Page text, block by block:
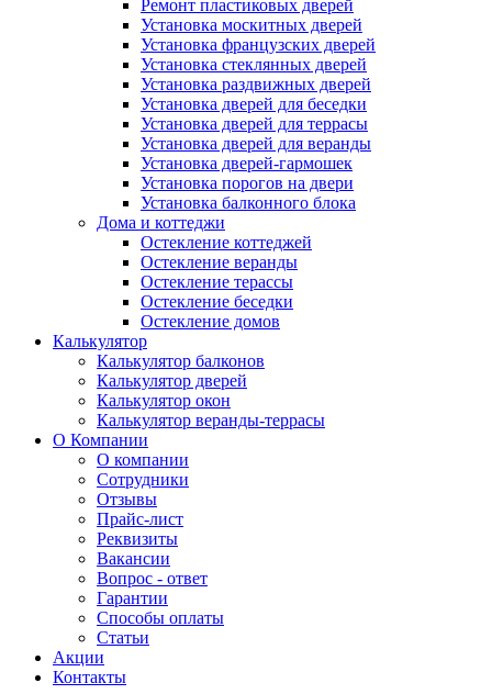
Ремонт пластиковых дверей
Установка москитных дверей
Установка французских дверей
Установка стеклянных дверей
Установка раздвижных дверей
Установка дверей для беседки
Установка дверей для террасы
Установка дверей для веранды
Установка дверей-гармошек
Установка порогов на двери
Установка балконного блока
Дома и коттеджи
Остекление коттеджей
Остекление веранды
Остекление терассы
Остекление беседки
Остекление домов
Калькулятор
Калькулятор балконов
Калькулятор дверей
Калькулятор окон
Калькулятор веранды-террасы
О Компании
О компании
Сотрудники
Отзывы
Прайс-лист
Реквизиты
Вакансии
Вопрос - ответ
Гарантии
Способы оплаты
Статьи
Акции
Контакты